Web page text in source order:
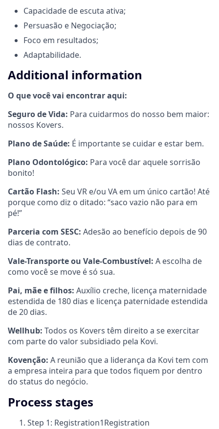
Capacidade de escuta ativa;
Persuasão e Negociação;
Foco em resultados;
Adaptabilidade.
Additional information
O que você vai encontrar aqui:
Seguro de Vida: Para cuidarmos do nosso bem maior:
nossos Kovers.
Plano de Saúde: É importante se cuidar e estar bem.
Plano Odontológico: Para você dar aquele sorrisão
bonito!
Cartão Flash: Seu VR e/ou VA em um único cartão! Até
porque como diz o ditado: “saco vazio não para em
pé!”
Parceria com SESC: Adesão ao benefício depois de 90
dias de contrato.
Vale-Transporte ou Vale-Combustível: A escolha de
como você se move é só sua.
Pai, mãe e filhos: Auxílio creche, licença maternidade
estendida de 180 dias e licença paternidade estendida
de 20 dias.
Wellhub: Todos os Kovers têm direito a se exercitar
com parte do valor subsidiado pela Kovi.
Kovenção: A reunião que a liderança da Kovi tem com
a empresa inteira para que todos fiquem por dentro
do status do negócio.
Process stages
Step 1: Registration1Registration